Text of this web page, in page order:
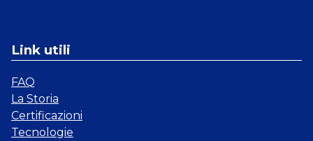
Link utili
FAQ
La Storia
Certificazioni
Tecnologie